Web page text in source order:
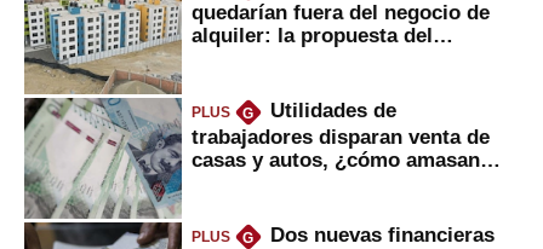
quedarían fuera del negocio de
alquiler: la propuesta del
PLUS G
Utilidades de
trabajadores disparan venta de
casas y autos, ¿cómo amasan
PLUS G
Dos nuevas financieras